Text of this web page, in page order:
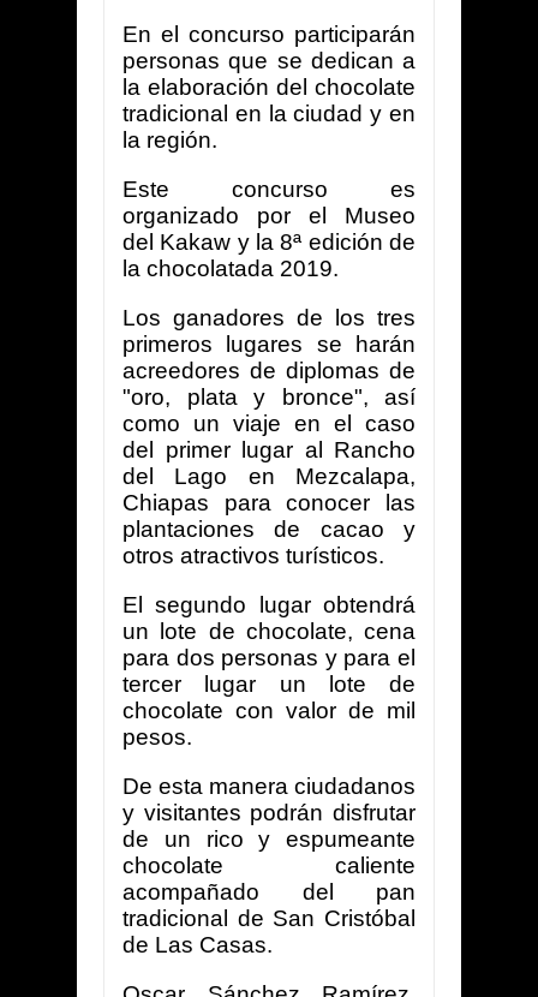
En el concurso participarán
personas que se dedican a
la elaboración del chocolate
tradicional en la ciudad y en
la región.
Este concurso es
organizado por el Museo
del Kakaw y la 8ª edición de
la chocolatada 2019.
Los ganadores de los tres
primeros lugares se harán
acreedores de diplomas de
"oro, plata y bronce", así
como un viaje en el caso
del primer lugar al Rancho
del Lago en Mezcalapa,
Chiapas para conocer las
plantaciones de cacao y
otros atractivos turísticos.
El segundo lugar obtendrá
un lote de chocolate, cena
para dos personas y para el
tercer lugar un lote de
chocolate con valor de mil
pesos.
De esta manera ciudadanos
y visitantes podrán disfrutar
de un rico y espumeante
chocolate caliente
acompañado del pan
tradicional de San Cristóbal
de Las Casas.